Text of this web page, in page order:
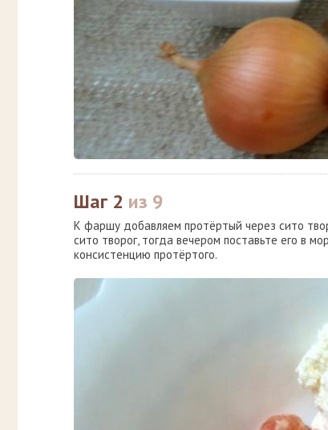
Шаг 2 из 9
К фаршу добавляем протёртый через сито
сито творог, тогда вечером поставьте его в
консистенцию протёртого.